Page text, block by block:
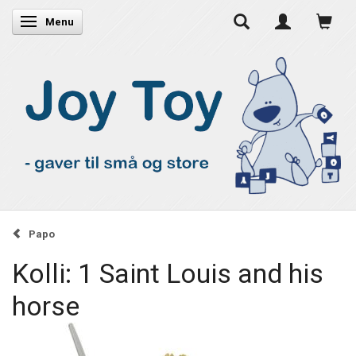
Skifte navigation
Menu
Papo
Kolli: 1 Saint Louis and his
horse